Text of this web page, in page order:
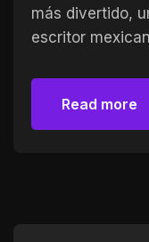
más divertido,
escritor
Read more